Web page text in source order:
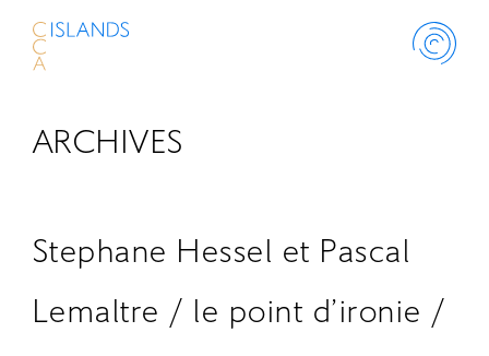
ABOUT
THINK ISLANDS
ARCHIVES
Stephane Hessel et Pascal
Lemaltre / le point d’ironie /